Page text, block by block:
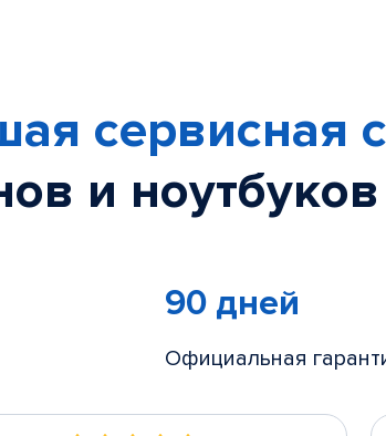
сервисная
и
90 дней
Официальная